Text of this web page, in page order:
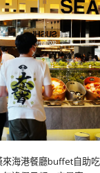
來海港餐廳buffet自助